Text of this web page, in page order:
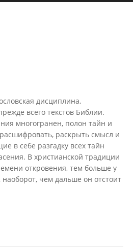
дисциплина,
всего текстов Библии.
многогранен, полон тайн и
раскрыть смысл и
в себе разгадку всех тайн
В христианской традиции
откровения, тем больше у
чем дальше он отстоит